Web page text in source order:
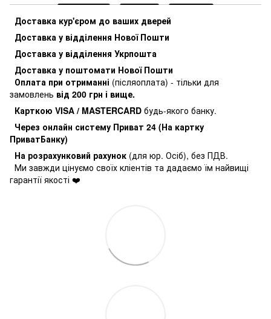
Доставка кур'єром до ваших дверей
Доставка у відділення Нової Пошти
Доставка у відділення Укрпошта
Доставка у поштомати Нової Пошти
Оплата при отриманні (післяоплата) - тільки для
замовлень від 200 грн і вище.
Карткою VISA / MASTERCARD будь-якого банку.
Через онлайн систему Приват 24 (На картку
ПриватБанку)
На розрахунковий рахунок (для юр. Осіб), без ПДВ.
Ми завжди цінуємо своїх кліентів та дадаємо їм найвищі
гарантії якості ❤️